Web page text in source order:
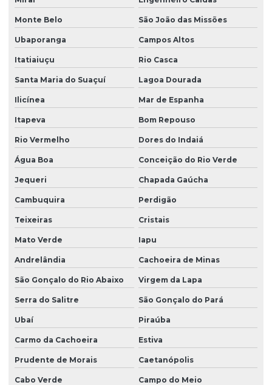
Monte Belo São João das Missões
Ubaporanga Campos Altos
Itatiaiuçu Rio Casca
Santa Maria do Suaçuí Lagoa Dourada
Ilicínea Mar de Espanha
Itapeva Bom Repouso
Rio Vermelho Dores do Indaiá
Água Boa Conceição do Rio Verde
Jequeri Chapada Gaúcha
Cambuquira Perdigão
Teixeiras Cristais
Mato Verde Iapu
Andrelândia Cachoeira de Minas
São Gonçalo do Rio Abaixo Virgem da Lapa
Serra do Salitre São Gonçalo do Pará
Ubaí Piraúba
Carmo da Cachoeira Estiva
Prudente de Morais Caetanópolis
Cabo Verde Campo do Meio